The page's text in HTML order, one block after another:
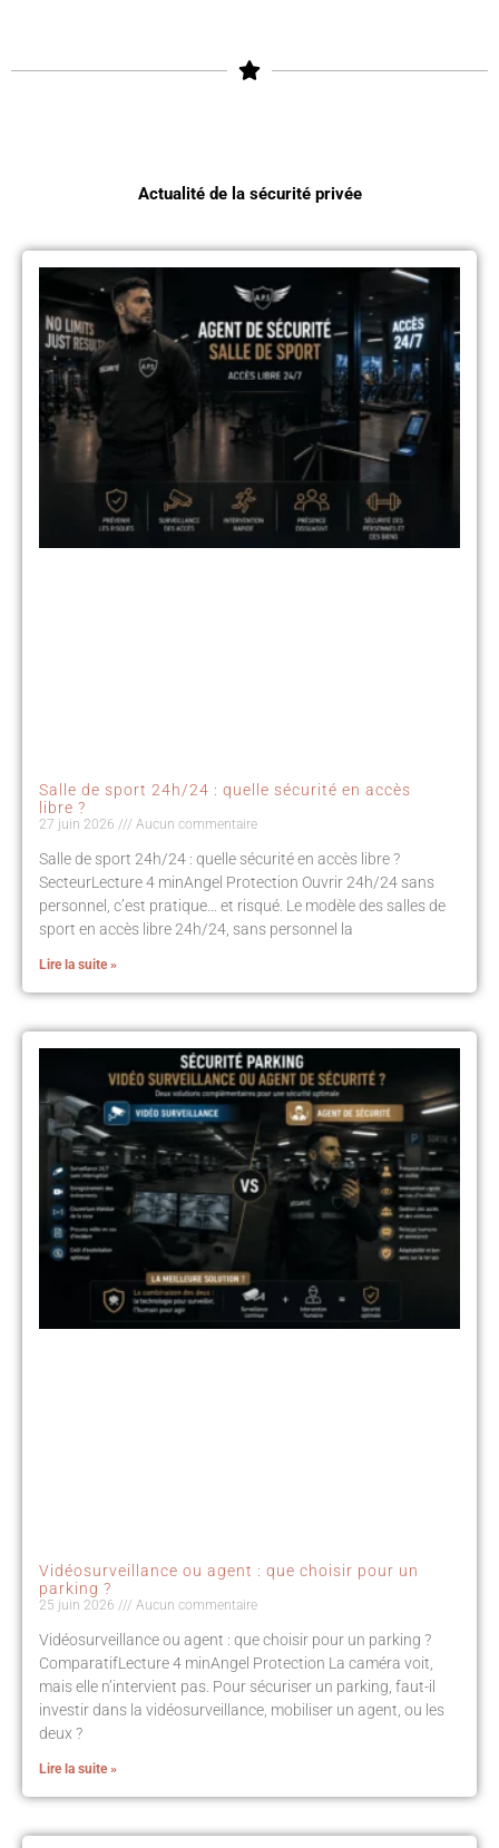
Actualité de la sécurité privée
Salle de sport 24h/24 : quelle sécurité en accès
libre ?
27 juin 2026 Aucun commentaire
Salle de sport 24h/24 : quelle sécurité en accès libre ?
SecteurLecture 4 minAngel Protection Ouvrir 24h/24 sans
personnel, c’est pratique… et risqué. Le modèle des salles de
sport en accès libre 24h/24, sans personnel la
Lire la suite »
Vidéosurveillance ou agent : que choisir pour un
parking ?
25 juin 2026 Aucun commentaire
Vidéosurveillance ou agent : que choisir pour un parking ?
ComparatifLecture 4 minAngel Protection La caméra voit,
mais elle n’intervient pas. Pour sécuriser un parking, faut-il
investir dans la vidéosurveillance, mobiliser un agent, ou les
deux ?
Lire la suite »